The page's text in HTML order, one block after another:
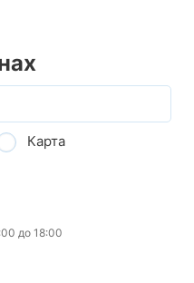
Карта
до 18:00